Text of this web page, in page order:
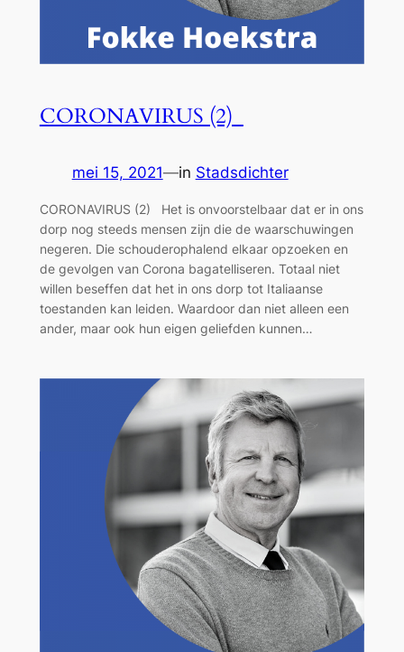
CORONAVIRUS (2)
mei 15, 2021—in Stadsdichter
CORONAVIRUS (2) Het is onvoorstelbaar dat er in ons
dorp nog steeds mensen zijn die de waarschuwingen
negeren. Die schouderophalend elkaar opzoeken en
de gevolgen van Corona bagatelliseren. Totaal niet
willen beseffen dat het in ons dorp tot Italiaanse
toestanden kan leiden. Waardoor dan niet alleen een
ander, maar ook hun eigen geliefden kunnen…